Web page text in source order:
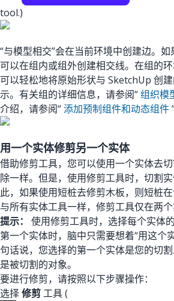
tool.)
“与模型相交”会在当前环境中创建边。
可以在组内或组外创建相交线。在组的环
可以轻松地将原始形状与 SketchUp 创
示。有关组的详细信息，请参阅“组织模
介绍，请参阅“添加预制组件和动态组件
用一个实体修剪另一个实体
借助修剪工具，您可以使用一个实体去
除一样。但是，使用修剪工具时，切割
此，如果使用短桩去修剪木板，则短桩在
与所有实体工具一样，修剪工具仅在两个
提示：
使用修剪工具时，选择每个实体
第一个实体时，脑中只需要想着“用这个
句话说，您选择的第一个实体是您的切
是被切割的对象。
要进行修剪，请按照以下步骤操作：
选择修剪工具 (